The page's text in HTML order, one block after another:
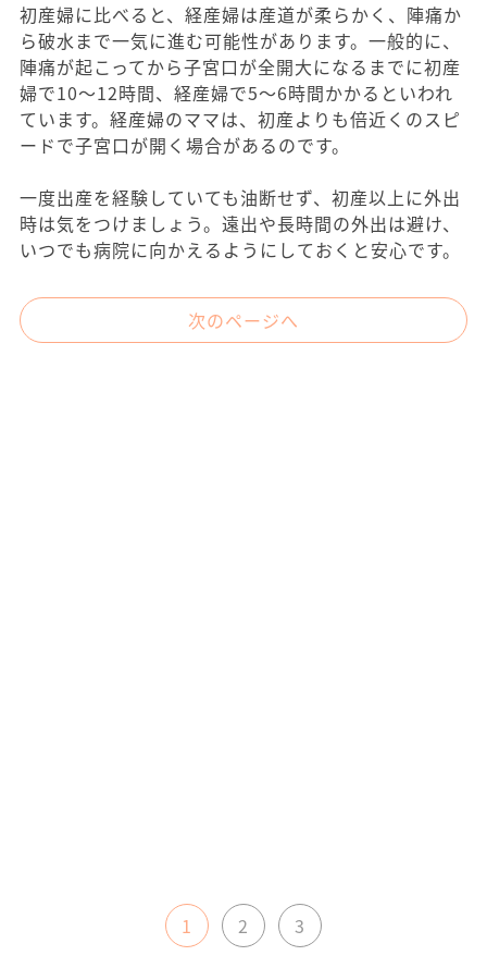
初産婦に比べると、経産婦は産道が柔らかく、陣痛か
ら破水まで一気に進む可能性があります。一般的に、
陣痛が起こってから子宮口が全開大になるまでに初産
婦で10～12時間、経産婦で5～6時間かかるといわれ
ています。経産婦のママは、初産よりも倍近くのスピ
ードで子宮口が開く場合があるのです。
一度出産を経験していても油断せず、初産以上に外出
時は気をつけましょう。遠出や長時間の外出は避け、
いつでも病院に向かえるようにしておくと安心です。
次のページへ
1 2 3